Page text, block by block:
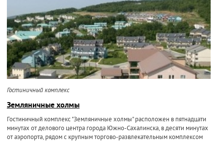
Гостиничный комплекс
Земляничные холмы
Гостиничный комплекс "Земляничные холмы" расположен в пятнадцати
минутах от делового центра города Южно-Сахалинска, в десяти минутах
от аэропорта, рядом с крупным торгово-развлекательным комплексом